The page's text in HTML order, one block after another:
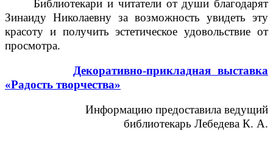
Библиотекари и читатели от души благодарят
Зинаиду Николаевну за возможность увидеть эту
красоту и получить эстетическое удовольствие от
просмотра.
Декоративно-прикладная выставка
«Радость творчества»
Информацию предоставила ведущий
библиотекарь Лебедева К. А.